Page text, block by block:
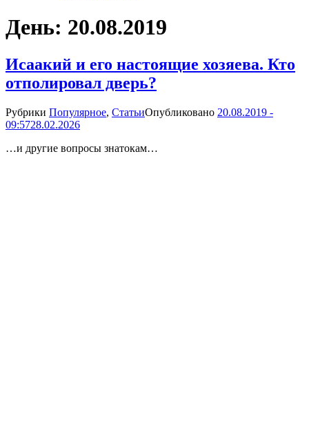
День: 20.08.2019
Исаакий и его настоящие хозяева. Кто
отполировал дверь?
Рубрики Популярное, СтатьиОпубликовано 20.08.2019 -
09:5728.02.2026
…и другие вопросы знатокам…